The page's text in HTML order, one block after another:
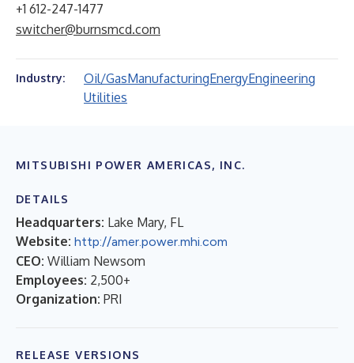
+1 612-247-1477
switcher@burnsmcd.com
Industry: Oil/GasManufacturingEnergyEngineering
Utilities
MITSUBISHI POWER AMERICAS, INC.
DETAILS
Headquarters: Lake Mary, FL
Website: http://amer.power.mhi.com
CEO: William Newsom
Employees: 2,500+
Organization: PRI
RELEASE VERSIONS